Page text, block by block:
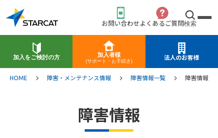
お問い合わせ よくあるご質問検索
加入をご検討の方 加入者様
(サポート・お手続き)
法人のお客様
HOME 障害・メンテナンス情報 障害情報一覧 障害情報
障害情報